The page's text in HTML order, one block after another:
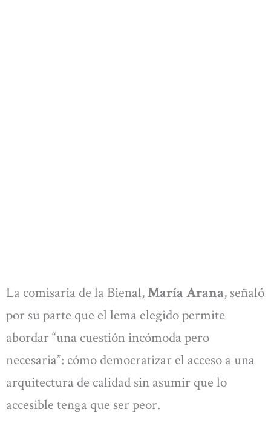
La comisaria de la Bienal,María Arana, señaló
por su parte que el lema elegido permite
abordar “una cuestión incómoda pero
necesaria”: cómo democratizar el acceso a una
arquitectura de calidad sin asumir que lo
accesible tenga que ser peor.